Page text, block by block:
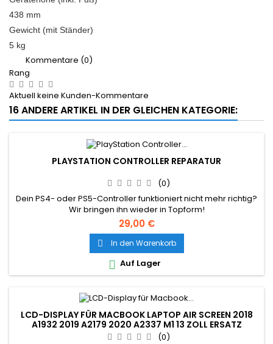
438 mm
Gewicht (mit Ständer)
5 kg
Kommentare (0)
Rang
Aktuell keine Kunden-Kommentare
16 ANDERE ARTIKEL IN DER GLEICHEN KATEGORIE:
PLAYSTATION CONTROLLER REPARATUR
(0)
Dein PS4- oder PS5-Controller funktioniert nicht mehr richtig?
Wir bringen ihn wieder in Topform!
29,00 €
 In den Warenkorb
 Auf Lager
LCD-DISPLAY FÜR MACBOOK LAPTOP AIR SCREEN 2018
A1932 2019 A2179 2020 A2337 M1 13 ZOLL ERSATZ
REPARATUR(0)